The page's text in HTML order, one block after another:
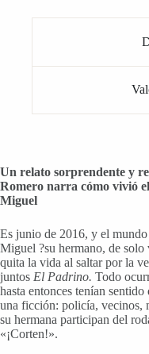
Un relato sorprendente y
Romero narra cómo vivió
Miguel
Es junio de 2016, y el
Miguel ?su hermano, de solo
quita la vida al saltar por la
juntos El Padrino. Todo
hasta entonces tenían
una ficción: policía, vecinos,
su hermana participan del
«¡Corten!».